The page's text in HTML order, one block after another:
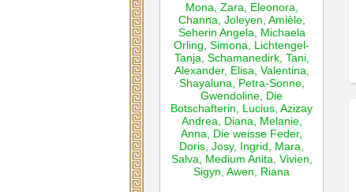
Mona Zara Eleonora
Channa Joleyen Amièle,
Seherin Angela
Michaela
Orling Simona
Lichtengel-
Tanja Schamanedirk, Tani,
Alexander, Elisa Valentina
Shayaluna
Petra-Sonne,
Gwendoline Die
Botschafterin
Lucius Azizay
Andrea
Diana Melanie,
Anna
Die weisse Feder,
Doris Josy, Ingrid Mara
Salva
Medium Anita Vivien
Sigyn Awen Riana